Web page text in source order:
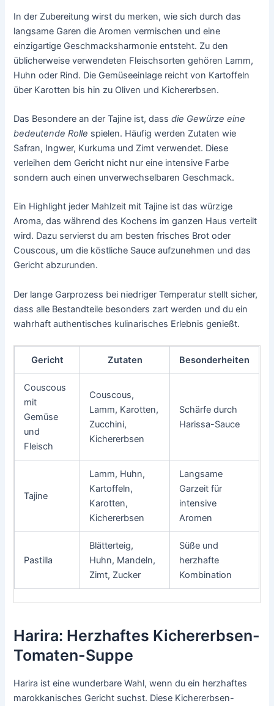
In der Zubereitung wirst du merken, wie sich durch das
langsame Garen die Aromen vermischen und eine
einzigartige Geschmacksharmonie entsteht. Zu den
üblicherweise verwendeten Fleischsorten gehören Lamm,
Huhn oder Rind. Die Gemüseeinlage reicht von Kartoffeln
über Karotten bis hin zu Oliven und Kichererbsen.
Das Besondere an der Tajine ist, dassdie Gewürze eine
bedeutende Rolle spielen. Häufig werden Zutaten wie
Safran, Ingwer, Kurkuma und Zimt verwendet. Diese
verleihen dem Gericht nicht nur eine intensive Farbe
sondern auch einen unverwechselbaren Geschmack.
Ein Highlight jeder Mahlzeit mit Tajine ist das würzige
Aroma, das während des Kochens im ganzen Haus verteilt
wird. Dazu servierst du am besten frisches Brot oder
Couscous, um die köstliche Sauce aufzunehmen und das
Gericht abzurunden.
Der lange Garprozess bei niedriger Temperatur stellt sicher,
dass alle Bestandteile besonders zart werden und du ein
wahrhaft authentisches kulinarisches Erlebnis genießt.
Gericht Zutaten Besonderheiten
Couscous
mit
Gemüse
und
Fleisch
Couscous,
Lamm, Karotten,
Zucchini,
Kichererbsen
Schärfe durch
Harissa-Sauce
Tajine
Lamm, Huhn,
Kartoffeln,
Karotten,
Kichererbsen
Langsame
Garzeit für
intensive
Aromen
Pastilla
Blätterteig,
Huhn, Mandeln,
Zimt, Zucker
Süße und
herzhafte
Kombination
Harira: Herzhaftes Kichererbsen-
Tomaten-Suppe
Harira ist eine wunderbare Wahl, wenn du ein herzhaftes
marokkanisches Gericht suchst. Diese Kichererbsen-